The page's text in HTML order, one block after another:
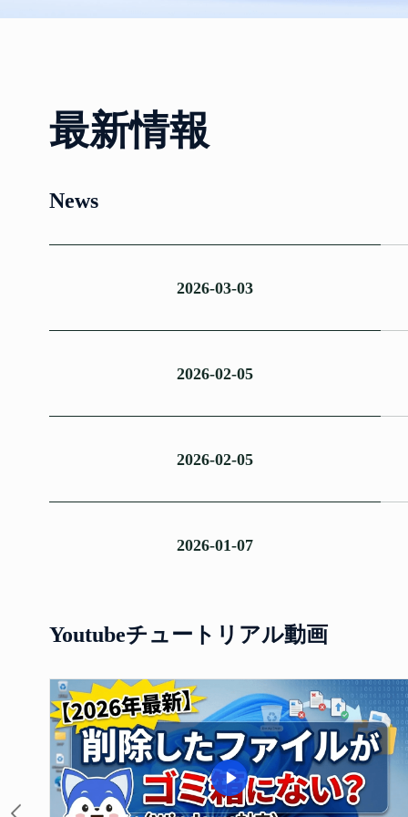
最新情報
News
2026-03-03
2026-02-05
2026-02-05
2026-01-07
Youtubeチュートリアル動画